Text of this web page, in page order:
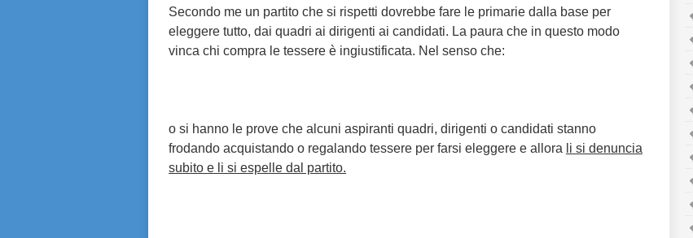
Secondo me un partito che si rispetti dovrebbe fare le primarie dalla base per
eleggere tutto, dai quadri ai dirigenti ai candidati. La paura che in questo modo
vinca chi compra le tessere è ingiustificata. Nel senso che:
o si hanno le prove che alcuni aspiranti quadri, dirigenti o candidati stanno
frodando acquistando o regalando tessere per farsi eleggere e allora li si denuncia
subito e li si espelle dal partito.